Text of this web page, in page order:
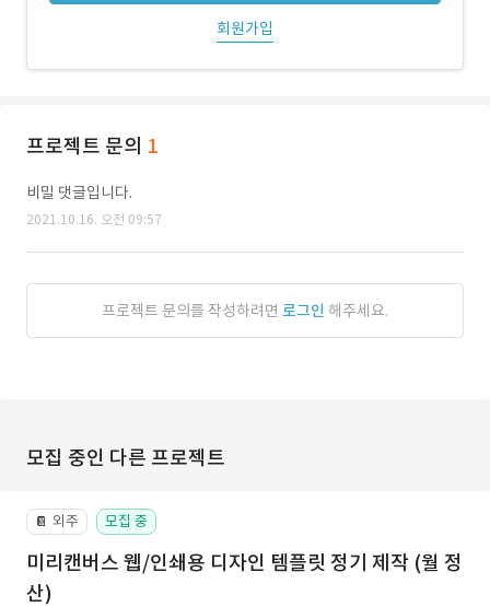
회원가입
프로젝트 문의 1
비밀 댓글입니다.
2021.10.16. 오전 09:57
프로젝트 문의를 작성하려면 로그인 해주세요.
모집 중인 다른 프로젝트
📔 외주 모집 중
미리캔버스 웹/인쇄용 디자인 템플릿 정기 제작 (월 정
산)